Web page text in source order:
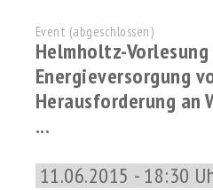
Event (abgeschlossen)
Helmholtz-Vorlesung
Energieversorgung
Herausforderung an
...
11.06.2015 - 18:30